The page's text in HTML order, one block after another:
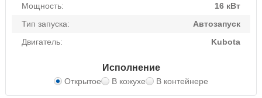
Мощность:
16 кВт
Тип запуска:
Автозапуск
Двигатель:
Kubota
Исполнение
Открытое В кожухе В контейнере